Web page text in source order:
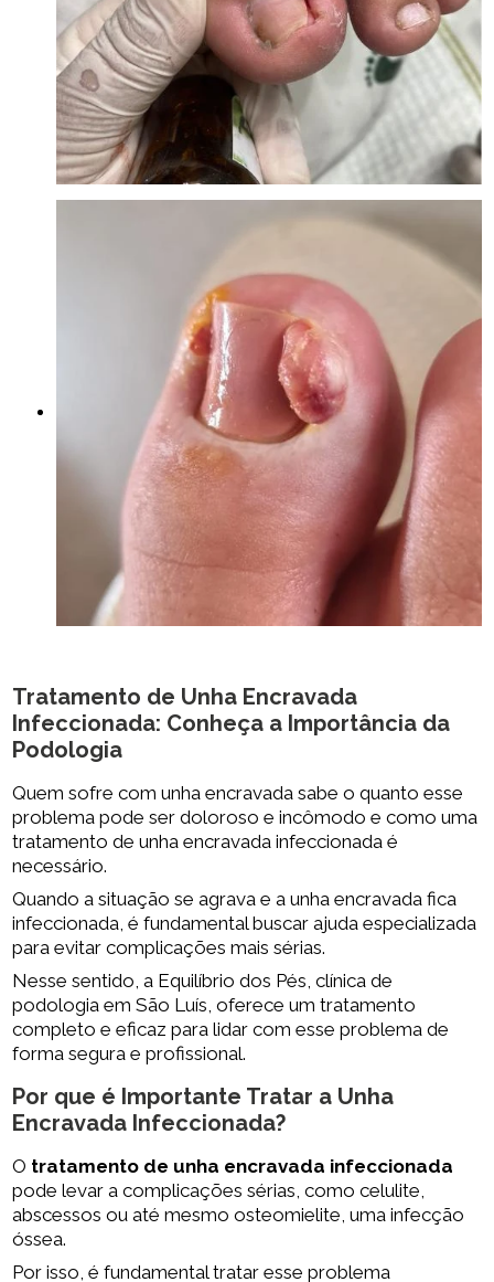
Tratamento de Unha Encravada
Infeccionada: Conheça a Importância da
Podologia
Quem sofre com unha encravada sabe o quanto esse
problema pode ser doloroso e incômodo e como uma
tratamento de unha encravada infeccionada é
necessário.
Quando a situação se agrava e a unha encravada fica
infeccionada, é fundamental buscar ajuda especializada
para evitar complicações mais sérias.
Nesse sentido, a Equilíbrio dos Pés, clínica de
podologia em São Luís, oferece um tratamento
completo e eficaz para lidar com esse problema de
forma segura e profissional.
Por que é Importante Tratar a Unha
Encravada Infeccionada?
O tratamento de unha encravada infeccionada
pode levar a complicações sérias, como celulite,
abscessos ou até mesmo osteomielite, uma infecção
óssea.
Por isso, é fundamental tratar esse problema